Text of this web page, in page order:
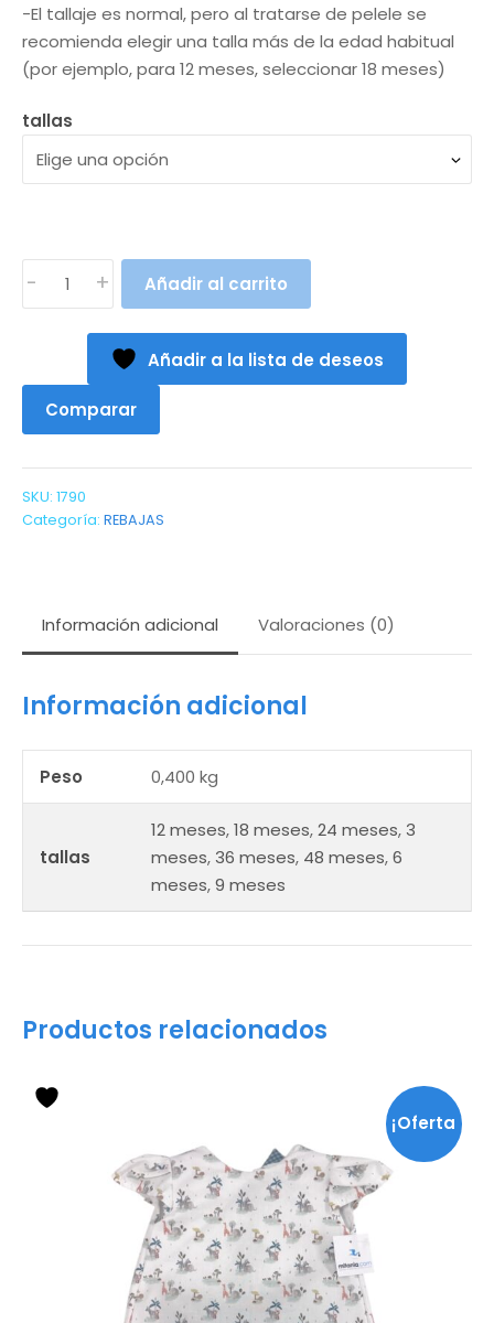
-El tallaje es normal, pero al tratarse de pelele se
recomienda elegir una talla más de la edad habitual
(por ejemplo, para 12 meses, seleccionar 18 meses)
tallas
48meses)
cantidad
- + Añadir al carrito
Añadir a la lista de deseos
Comparar
SKU: 1790
Categoría: REBAJAS
Información adicional Valoraciones (0)
Información adicional
Peso 0,400 kg
tallas
12 meses,18 meses,24 meses,3
meses,36 meses, 48 meses,6
meses,9 meses
Productos relacionados
¡Oferta
tiene
múltiples
variantes.
Las
opciones
se
pueden